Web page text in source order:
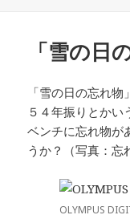
「雪の日
「雪の日の忘れ物」
５４年振りとか
ベンチに忘れ物が
うか？（写真：忘
OLYMPUS